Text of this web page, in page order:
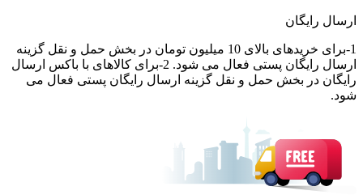
ارسال رایگان
1-برای خریدهای بالای 10 میلیون تومان در بخش حمل و نقل گزینه
ارسال رایگان پستی فعال می شود. 2-برای کالاهای با باکس ارسال
رایگان در بخش حمل و نقل گزینه ارسال رایگان پستی فعال می
شود.